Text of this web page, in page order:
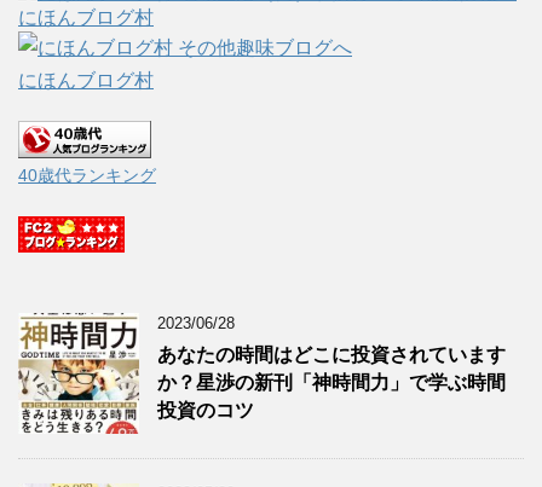
にほんブログ村
にほんブログ村
40歳代ランキング
2023/06/28
あなたの時間はどこに投資されています
か？星渉の新刊「神時間力」で学ぶ時間
投資のコツ